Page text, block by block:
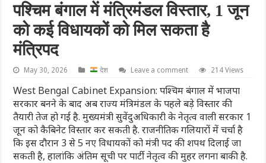
पश्चिम बंगाल में मंत्रिमंडल विस्तार, 1 जून
को कई व‍िधायकों को मिल सकता है
मंत्र‍िपद
May 30, 2026 देश Leave a comment 214 Views
West Bengal Cabinet Expansion: पश्चिम बंगाल में भाजपा
सरकार बनने के बाद अब राज्य मंत्रिमंडल के पहले बड़े विस्तार की
तैयारी तेज हो गई है. मुख्यमंत्री सुवेंदुअध‍िकारी के नेतृत्व वाली सरकार 1
जून को कैबिनेट विस्तार कर सकती है. राजनीतिक गलियारों में चर्चा है
कि इस दौरान 3 से 5 नए विधायकों को मंत्री पद की शपथ दिलाई जा
सकती है, हालांकि अंतिम सूची पर पार्टी नेतृत्व की मुहर लगना बाकी है.